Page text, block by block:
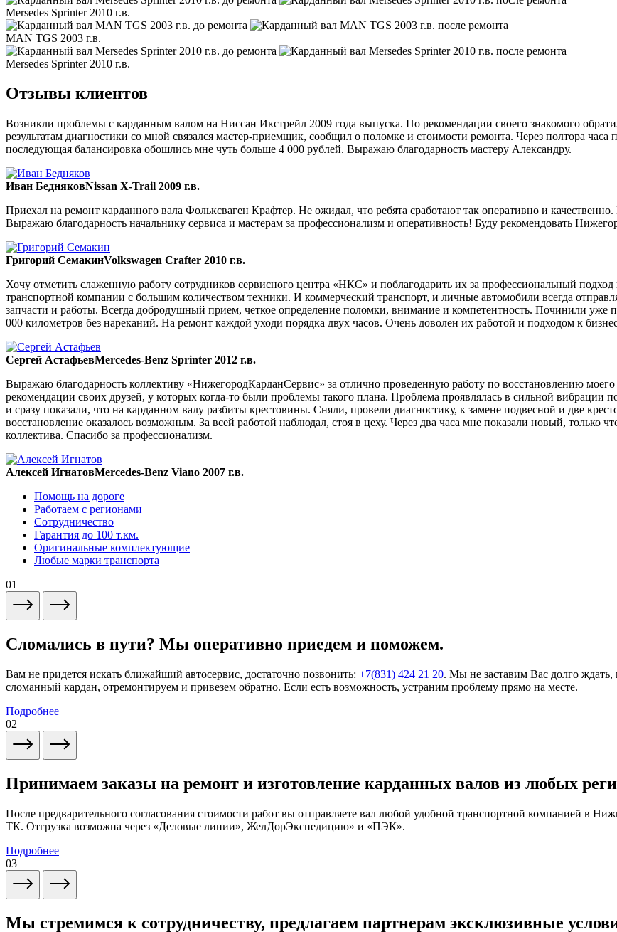
Mersedes Sprinter 2010 г.в.
MAN TGS 2003 г.в.
Mersedes Sprinter 2010 г.в.
Отзывы клиентов
Возникли проблемы с карданным валом на Ниссан Икстрейл 2009 года выпуска. По рекомендации своего знакомого
результатам диагностики со мной связался мастер-приемщик, сообщил о поломке и стоимости ремонта. Через полтора часа
последующая балансировка обошлись мне чуть больше 4 000 рублей. Выражаю благодарность мастеру Александру.
Иван БедняковNissan X-Trail 2009 г.в.
Приехал на ремонт карданного вала Фольксваген Крафтер. Не ожидал, что ребята сработают так оперативно и
Выражаю благодарность начальнику сервиса и мастерам за профессионализм и оперативность! Буду рекомендовать
Григорий СемакинVolkswagen Crafter 2010 г.в.
Хочу отметить слаженную работу сотрудников сервисного центра «НКС» и поблагодарить их за профессиональный
транспортной компании с большим количеством техники. И коммерческий транспорт, и личные автомобили всегда
запчасти и работы. Всегда добродушный прием, четкое определение поломки, внимание и компетентность. Починили уже
000 километров без нареканий. На ремонт каждой уходи порядка двух часов. Очень доволен их работой и подходом к
Сергей АстафьевMercedes-Benz Sprinter 2012 г.в.
Выражаю благодарность коллективу «НижегородКарданСервис» за отлично проведенную работу по восстановлению
рекомендации своих друзей, у которых когда-то были проблемы такого плана. Проблема проявлялась в сильной вибрации
и сразу показали, что на карданном валу разбиты крестовины. Сняли, провели диагностику, к замене подвесной и две
восстановление оказалось возможным. За всей работой наблюдал, стоя в цеху. Через два часа мне показали новый,
коллектива. Спасибо за профессионализм.
Алексей ИгнатовMercedes-Benz Viano 2007 г.в.
Помощь на дороге
Работаем с регионами
Сотрудничество
Гарантия до 100 т.км.
Оригинальные комплектующие
Любые марки транспорта
01
Сломались в пути? Мы оперативно приедем и поможем.
Вам не придется искать ближайший автосервис, достаточно позвонить: +7(831) 424 21 20. Мы не заставим Вас долго
сломанный кардан, отремонтируем и привезем обратно. Если есть возможность, устраним проблему прямо на месте.
Подробнее
02
Принимаем заказы на ремонт и изготовление карданных валов из любых
После предварительного согласования стоимости работ вы отправляете вал любой удобной транспортной компанией в
ТК. Отгрузка возможна через «Деловые линии», ЖелДорЭкспедицию» и «ПЭК».
Подробнее
03
Мы стремимся к сотрудничеству, предлагаем партнерам эксклюзивные